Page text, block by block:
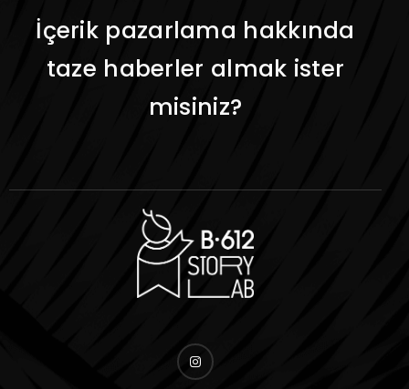
İçerik pazarlama hakkında
taze haberler almak ister
misiniz?